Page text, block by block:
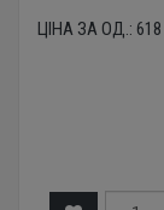
ЦІНА ЗА ОД.: 618